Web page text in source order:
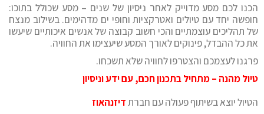
הכנו לכם מסע מדוייק לאחר ניסיון של שנים – מסע שכולל בתוכו:
חופשה יחד עם טיולים ואטרקציות וחופי ים מדהימים. בשילוב מנצח
של תהליכים עוצמתיים והכי חשוב קבוצה של אנשים איכותיים שיעשו
את כל ההבדל, פינוקים לאורך המסע שיעצימו את החוויה.
פרגנו לעצמכם והצטרפו לחוויה שלא תשכחו.
טיול מהנה – מתחיל בתכנון חכם, עם ידע וניסיון
הטיול יוצא בשיתוף פעולה עם חברתדיזנהאוז